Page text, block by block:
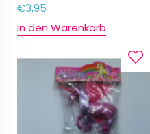
€3,95
In den Warenkorb